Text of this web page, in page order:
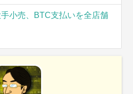
小売、BTC支払いを全店舗